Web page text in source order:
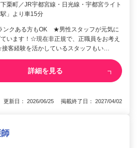
栗町／JR宇都宮線・日光線・宇都宮ライト
」より車15分
ンクある方もOK ★男性スタッフが元気に
います！☆現在非正規で、正職員をお考え
客経験を活かしているスタッフもい…
詳細を見る
更新日： 2026/06/25 掲載終了日： 2027/04/02